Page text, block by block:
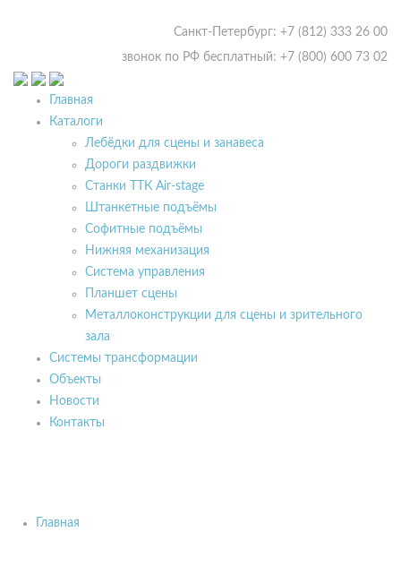
Санкт-Петербург: +7 (812) 333 26 00
звонок по РФ бесплатный: +7 (800) 600 73 02
Главная
Каталоги
Лебёдки для сцены и занавеса
Дороги раздвижки
Станки ТТК Air-stage
Штанкетные подъёмы
Софитные подъёмы
Нижняя механизация
Система управления
Планшет сцены
Металлоконструкции для сцены и зрительного
зала
Системы трансформации
Объекты
Новости
Контакты
Главная